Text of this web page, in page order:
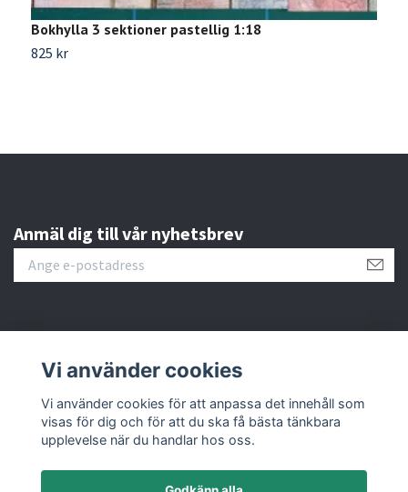
Bokhylla 3 sektioner pastellig 1:18
825 kr
Anmäl dig till vår nyhetsbrev
Sociala medier
Vi använder cookies
Vi använder cookies för att anpassa det innehåll som
visas för dig och för att du ska få bästa tänkbara
upplevelse när du handlar hos oss.